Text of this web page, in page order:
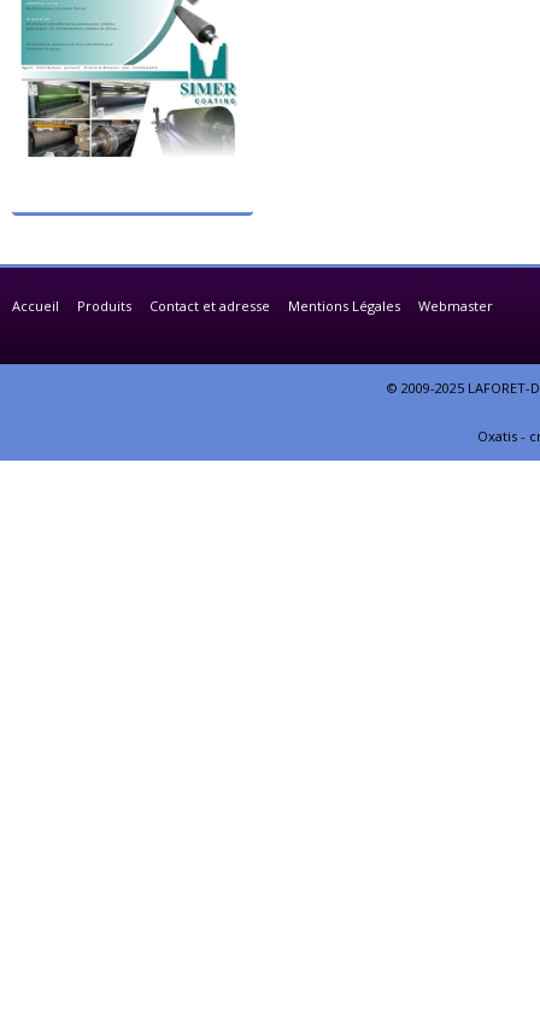
Accueil Produits Contact et adresse Mentions Légales Webmaster
© 2009-2025 LAFORET-
Oxatis -